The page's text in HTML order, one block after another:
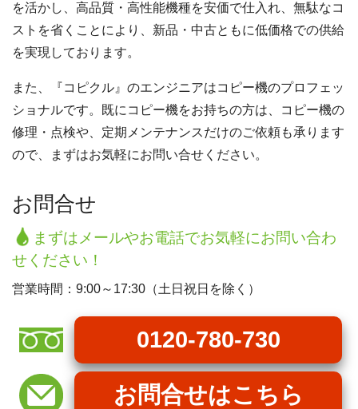
を活かし、高品質・高性能機種を安価で仕入れ、無駄なコ
ストを省くことにより、新品・中古ともに低価格での供給
を実現しております。
また、『コピクル』のエンジニアはコピー機のプロフェッ
ショナルです。既にコピー機をお持ちの方は、コピー機の
修理・点検や、定期メンテナンスだけのご依頼も承ります
ので、まずはお気軽にお問い合せください。
お問合せ
まずはメールやお電話でお気軽にお問い合わ
せください！
営業時間：9:00～17:30（土日祝日を除く）
0120-780-730
お問合せはこちら